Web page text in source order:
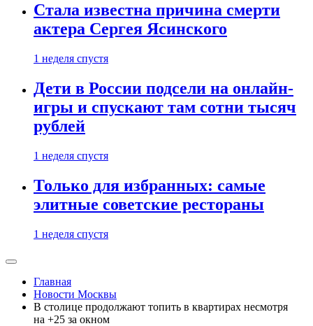
Стала известна причина смерти
актера Сергея Ясинского
1 неделя спустя
Дети в России подсели на онлайн-
игры и спускают там сотни тысяч
рублей
1 неделя спустя
Только для избранных: самые
элитные советские рестораны
1 неделя спустя
Главная
Новости Москвы
В столице продолжают топить в квартирах несмотря
на +25 за окном